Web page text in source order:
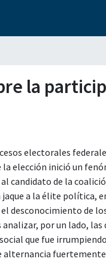
la
electorales
elección inició un
candidato de la
a la élite política,
desconocimiento de
analizar, por un lado,
que fue
alternancia